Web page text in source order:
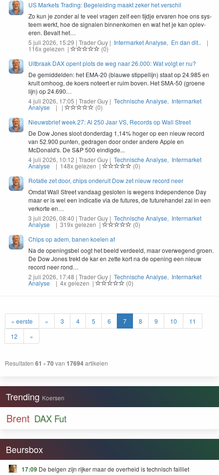
US Markets Trading: Begeleiding maakt zeker het verschil
Zo kun je zon­der al te veel vra­gen zelf een tijd­je ervaren hoe ons sys­
teem werkt, hoe de sig­nalen bin­nenkomen en wat het je kan oplev­
eren. Bevalt het…
5 juli 2026, 15:29 | Trader Guy | Intermarket Analyse, En dan dit.. |
116x gelezen |
(0)
Uitbraak DAX opent plots de weg naar 26.000: Wat volgt er nu?
De gemid­delden: het EMA-20 (blauwe stip­pel­li­jn) staat op24.985 en
krult omhoog, de koers noteert er ruim boven. HetSMA-50 (groene
lijn) op24.690…
4 juli 2026, 17:05 | Trader Guy | Technische Analyse, Intermarket
Analyse | |
(0)
Nieuwsbrief week 27: Al 250 Jaar VS, Records op Wall Street
De Dow Jones sloot donderdag 1,14% hoger op een nieuw record
van 52.900 punten, gedragen door onder andere Apple en
McDonald's. De S&P 500 eindigde...
4 juli 2026, 10:12 | Trader Guy | Technische Analyse, Intermarket
Analyse | 148x gelezen |
(0)
Rotatie zet door, chips onderuit Dow zet nieuw record neer
Omdat Wall Street van­daag ges­loten is wegens Inde­pen­dence Day
maar er is wel een indi­catie via de futures, de future­han­del zal in een
verko­rte en…
3 juli 2026, 08:40 | Trader Guy | Technische Analyse, Intermarket
Analyse | 319x gelezen |
(0)
Chips op adem, banen koelen af
Na de open­ings­bel oogt het beeld verdeeld, maar over­we­gend groen.
De Dow Jones trekt de kar en zette kort na de open­ing een nieuw
record neer rond…
2 juli 2026, 17:48 | Trader Guy | Technische Analyse, Intermarket
Analyse | 4x gelezen | (0)
« eerste « 3 4 5 6 7 8 9 10
11
12
»
Resultaten 61 - 70 van 17694artikelen
Trending Koersen
Brent DAX Fut
Beursbox
17:09 De belgen zijn rijker maar de overheid is technisch failliet